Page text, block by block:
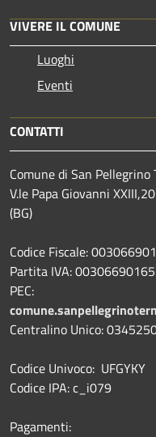
VIVERE IL COMUNE
Luoghi
Eventi
CONTATTI
Comune di San Pellegrino
V.le Papa Giovanni
(BG)
Codice Fiscale:
Partita IVA: 00306690165
PEC:
Centralino Unico:
Codice Univoco: UFGYKY
Codice IPA: c_i079
Pagamenti: